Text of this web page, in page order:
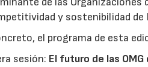
y sostenibilidad de
el programa de esta
sesión: El futuro de las